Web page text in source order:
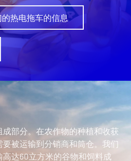
热电拖车的信息
部分。在农作物的种植和收获
被运输到分销商和筒仓。我们
达60立方米的谷物和饲料成